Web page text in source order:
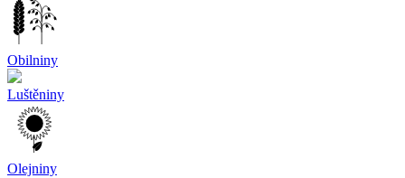
Obilniny
Luštěniny
Olejniny